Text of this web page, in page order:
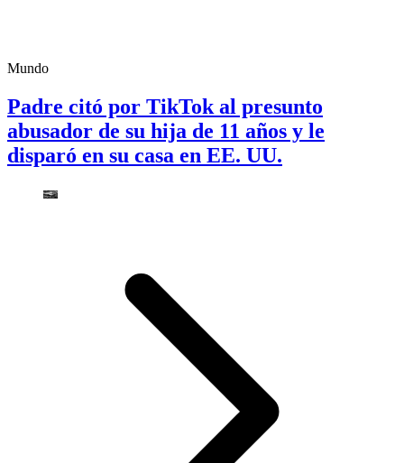
Mundo
Padre citó por TikTok al presunto
abusador de su hija de 11 años y le
disparó en su casa en EE. UU.